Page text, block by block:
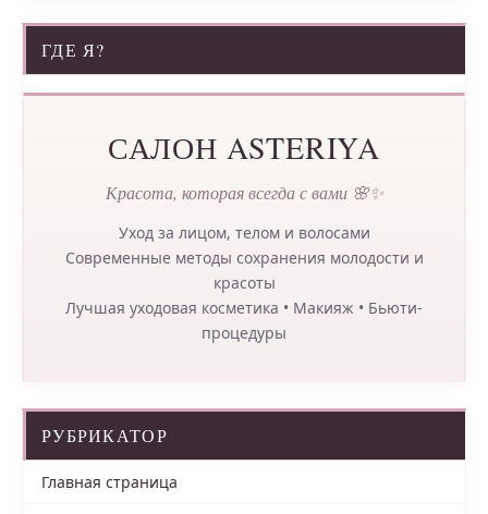
ГДЕ Я?
САЛОН ASTERIYA
Красота, которая всегда с вами 🌸✨
Уход за лицом, телом и волосами
Современные методы сохранения молодости и
красоты
Лучшая уходовая косметика • Макияж • Бьюти-
процедуры
РУБРИКАТОР
Главная страница